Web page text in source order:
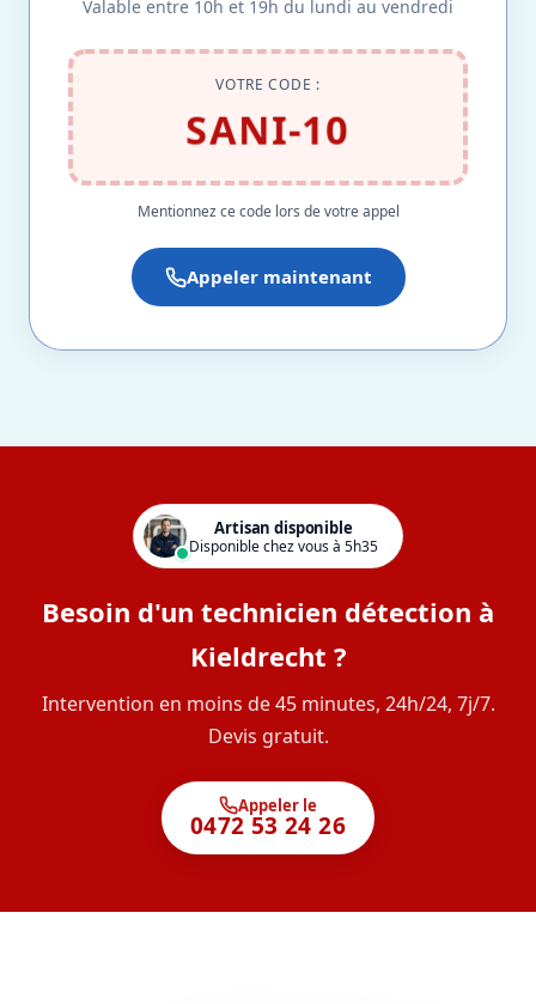
Valable entre 10h et 19h du lundi au vendredi
VOTRE CODE :
SANI-10
Mentionnez ce code lors de votre appel
Appeler maintenant
Artisan disponible
Disponible chez vous à 5h35
Besoin d'un technicien détection à
Kieldrecht ?
Intervention en moins de 45 minutes, 24h/24, 7j/7.
Devis gratuit.
Appeler le
0472 53 24 26